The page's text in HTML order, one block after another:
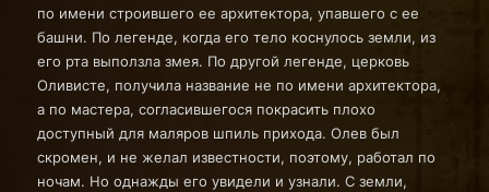
по имени строившего ее архитектора, упавшего с ее
башни. По легенде, когда его тело коснулось земли, из
его рта выползла змея. По другой легенде, церковь
Оливисте, получила название не по имени архитектора,
а по мастера, согласившегося покрасить плохо
доступный для маляров шпиль прихода. Олев был
скромен, и не желал известности, поэтому, работал по
ночам. Но однажды его увидели и узнали. С земли,